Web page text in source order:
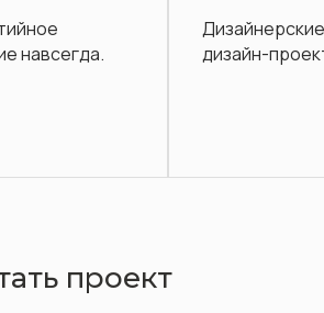
навсегда.
Дизайнерские
дизайн-
проект